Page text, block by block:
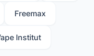
Freemax
Institut